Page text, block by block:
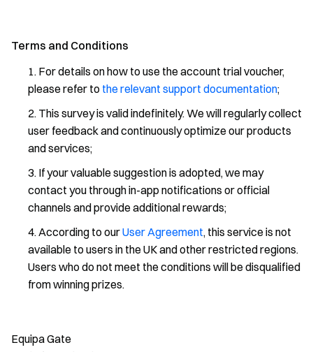
Terms and Conditions
For details on how to use the account trial voucher,
please refer to the relevant support documentation;
This survey is valid indefinitely. We will regularly collect
user feedback and continuously optimize our products
and services;
If your valuable suggestion is adopted, we may
contact you through in-app notifications or official
channels and provide additional rewards;
According to ourUser Agreement, this service is not
available to users in the UK and other restricted regions.
Users who do not meet the conditions will be disqualified
from winning prizes.
Equipa Gate